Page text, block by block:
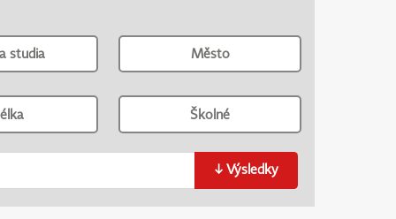
studia Město
Školné
↓ Výsledky